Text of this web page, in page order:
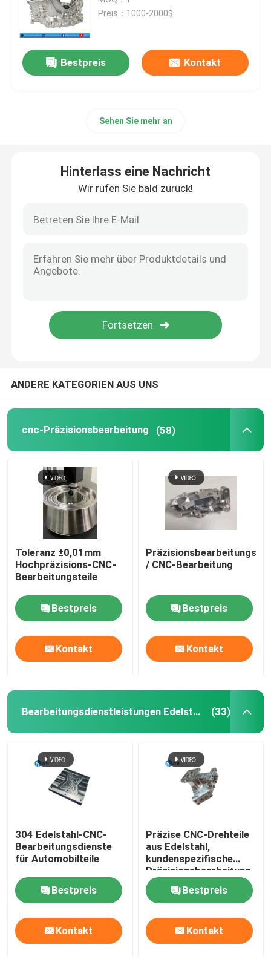
cnc-Präzisionsbearbeitung
Bearbeitungsdienstleistungen Edelstahl CNC
Maschinelle Bearbeitung CNC der geringen Lautstärke
Blechbearbeitungsdienst
Cnc-Prägeservice
Plastikspritzenservice
Vakuumguss und schnelle Prototypenfertigung
Benutzerdefinierte 3D-Druckdienste
Herstellung von Schimmelformen nach Maßgabe
Dienstleistungen im Bereich der Aluminium-Extrusion
Wire EDM-Dienstleistungen
Oberflächenbehandlungsdienstleistungen
Preis：1000-2000$
Bestpreis Kontakt
Sehen Sie mehr an
Hinterlass eine Nachricht
Wir rufen Sie bald zurück!
ANDERE KATEGORIEN AUS UNS
cnc-Präzisionsbearbeitung (58)
Toleranz ±0,01mm
Hochpräzisions-CNC-
Bearbeitungsteile
Bestpreis
Kontakt
/ CNC-Bearbeitung
Bestpreis
Kontakt
Bearbeitungsdienstleistungen Edelstahl CNC (33)
304 Edelstahl-CNC-
Bearbeitungsdienste
für Automobilteile
Bestpreis
Kontakt
Präzise CNC-Drehteile
aus Edelstahl,
kundenspezifische
Präzisionsbearbeitung
Bestpreis
Kontakt